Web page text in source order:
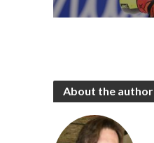
About the author